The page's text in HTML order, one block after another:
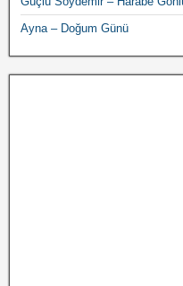
Ayna – Doğum Günü